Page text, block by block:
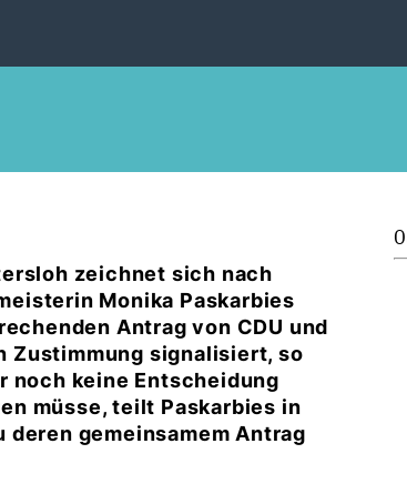
zeichnet sich nach
Monika Paskarbies
Antrag von CDU und
Zustimmung signalisiert, so
noch keine Entscheidung
müsse, teilt Paskarbies in
gemeinsamem Antrag